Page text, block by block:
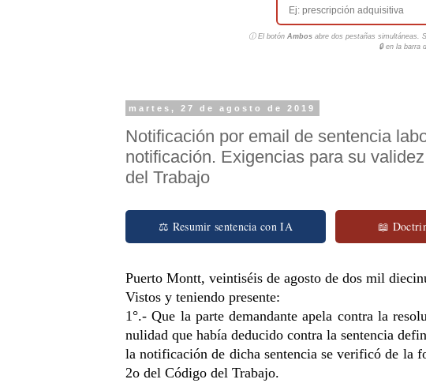
ⓘ El botón Ambosabre dos pestañas simultáneas.
🔒 en la barra
martes, 27 de agosto de 2019
Notificación por email de sentencia
notificación. Exigencias para su
del Trabajo
⚖ Resumir sentencia con IA 📖
Puerto Montt, veintiséis de agosto de dos mil
Vistos y teniendo presente:
1°.- Que la parte demandante apela contra la
nulidad que había deducido contra la sentencia
la notificación de dicha sentencia se verificó de la
2o del Código del Trabajo.